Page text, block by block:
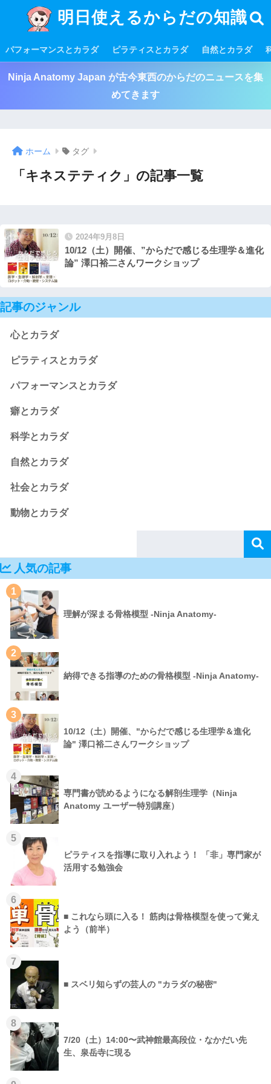
明日使えるからだの知識
パフォーマンスとカラダ ピラティスとカラダ 自然とカラダ
Ninja Anatomy Japan が古今東西のからだのニュースを集
めてきます
ホーム タグ
「キネステティク」の記事一覧
2024年9月8日
10/12（土）開催、”からだで感じる生理学＆進化
論” 澤口裕二さんワークショップ
記事のジャンル
心とカラダ
ピラティスとカラダ
パフォーマンスとカラダ
癖とカラダ
科学とカラダ
自然とカラダ
社会とカラダ
動物とカラダ
人気の記事
1
理解が深まる骨格模型 -Ninja Anatomy-
2
納得できる指導のための骨格模型 -Ninja Anatomy-
3
10/12（土）開催、"からだで感じる生理学＆進化
論" 澤口裕二さんワークショップ
4
専門書が読めるようになる解剖生理学（Ninja
Anatomy ユーザー特別講座）
5
ピラティスを指導に取り入れよう！ 「非」専門家が
活用する勉強会
6
■ これなら頭に入る！ 筋肉は骨格模型を使って覚え
よう（前半）
7
■ スベリ知らずの芸人の "カラダの秘密"
8
7/20（土）14:00〜武神館最高段位・なかだい先
生、泉岳寺に現る